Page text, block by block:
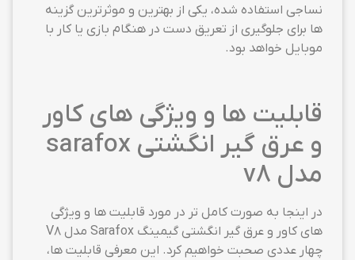
نساجی استفاده شده، یکی از بهترین و موثرترین گزینه
ها برای جلوگیری از تعریق دست در هنگام بازی یا کار با
موبایل خواهد بود.
قابلیت ها و ویژگی های کاور
و عرق گیر انگشتی sarafox
مدل v8
در اینجا به صورت کامل تر در مورد قابلیت ها و ویژگی
های کاور و عرق گیر انگشتی گیمینگ Sarafox مدل V8
چهار عددی صحبت خواهیم کرد. این معرفی قابلیت ها،